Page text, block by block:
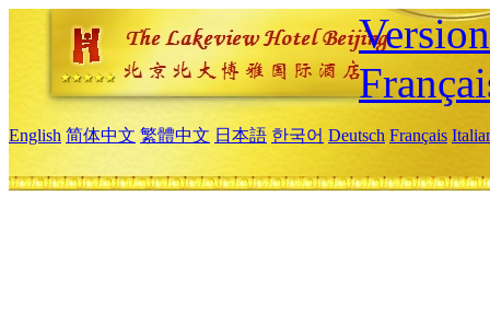
English 简体中文 繁體中文 日本語 한국어 Deutsch Français